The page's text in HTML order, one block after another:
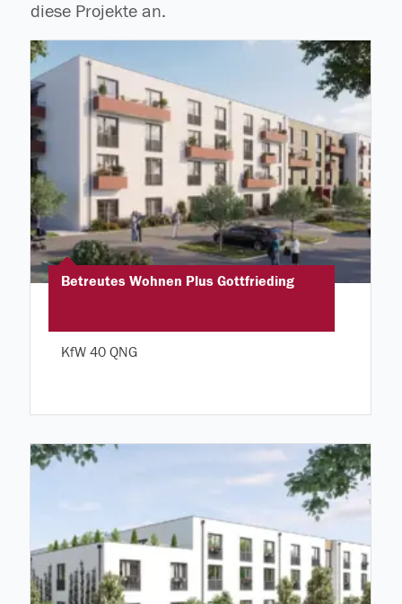
diese Projekte an.
Betreutes Wohnen Plus Gottfrieding
KfW 40 QNG